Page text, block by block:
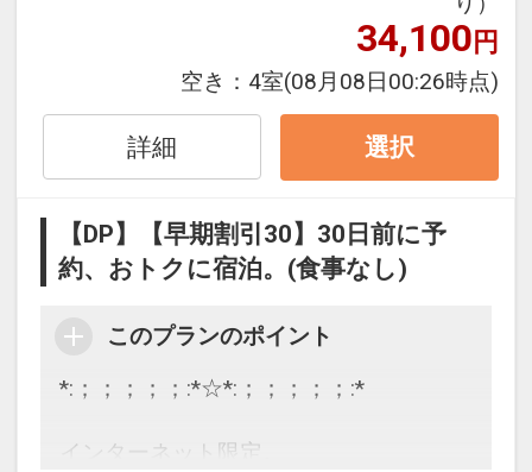
●安心・安全のセキュリティ
エレベーターにはカードキーによるセキ
ュリティーシステムを採用で安心！
ご宿泊者様のみカードキーで出入り可能
で安全！
●ご宿泊者様専用ラウンジ(15時～24時)
3階ゲストラウンジでは挽きたての豆を
使用したコーヒーや紅茶を無料でご用
チェックイン後やお休み前のホッとひと
34,100円
空き： 4室(08月08日00:26時点)
詳細 選択
【DP】【早期割引30】30日前に予
約、おトクに宿泊。(食事なし)
このプランのポイント
*:；；；；；:*☆*:；；；；；:*
インターネット限定。